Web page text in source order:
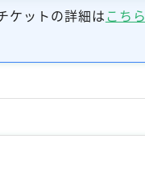
ケットの詳細はこちら